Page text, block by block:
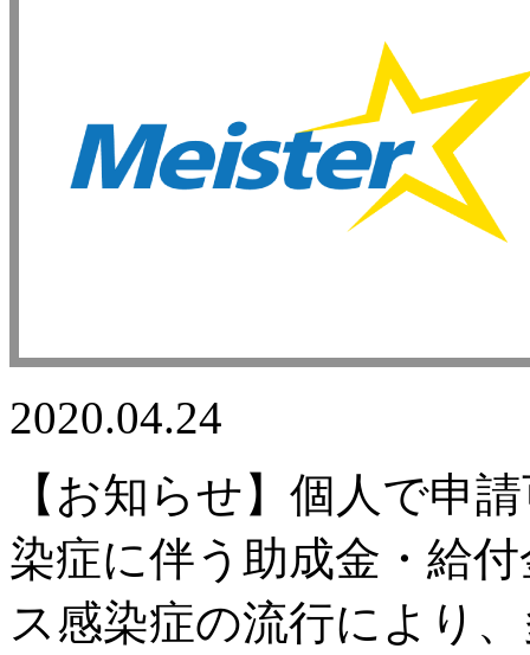
2020.04.24
【お知らせ】個人で申
染症に伴う助成金・給
ス感染症の流行により